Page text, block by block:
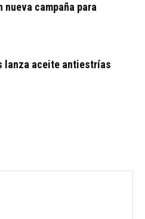
nueva campaña para
lanza aceite antiestrías